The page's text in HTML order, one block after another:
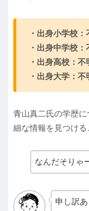
・出身小学校：
・出身中学校：
・出身高校：不
・出身大学：不
青山真二氏の学歴
細な情報を見つける
なんだそりゃ
申し訳あ